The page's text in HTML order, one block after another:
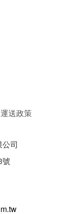
運送政策
司
號